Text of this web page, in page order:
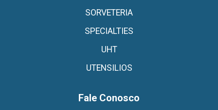
SORVETERIA
SPECIALTIES
UHT
UTENSILIOS
Fale Conosco